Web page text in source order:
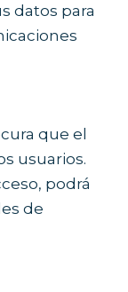
datos para
que el
usuarios.
podrá
de